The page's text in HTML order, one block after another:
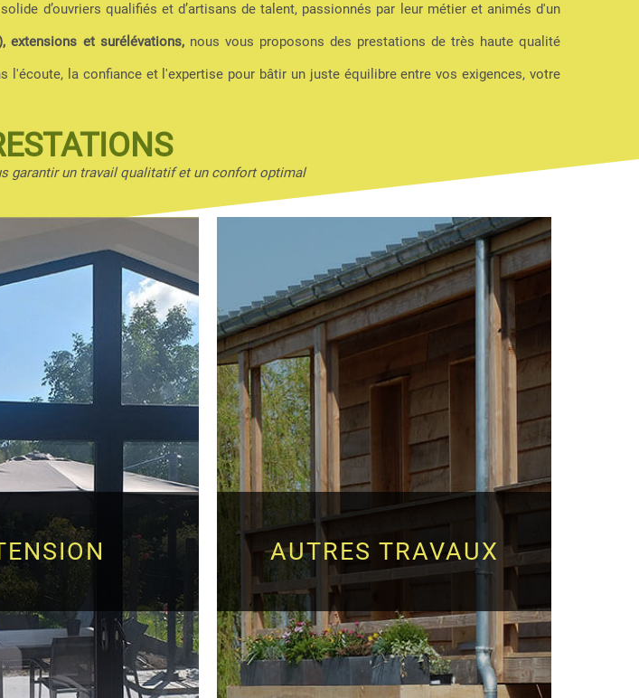
d’ouvriers qualifiés et d’artisans de talent, passionnés par leur métier et animés d'un
extensions et surélévations,nous vous proposons des prestations de très haute qualité
l'écoute, la confiance et l'expertise pour bâtir un juste équilibre entre vos exigences, votre
garantir un travail qualitatif et un confort optimal
AUTRES TRAVAUX